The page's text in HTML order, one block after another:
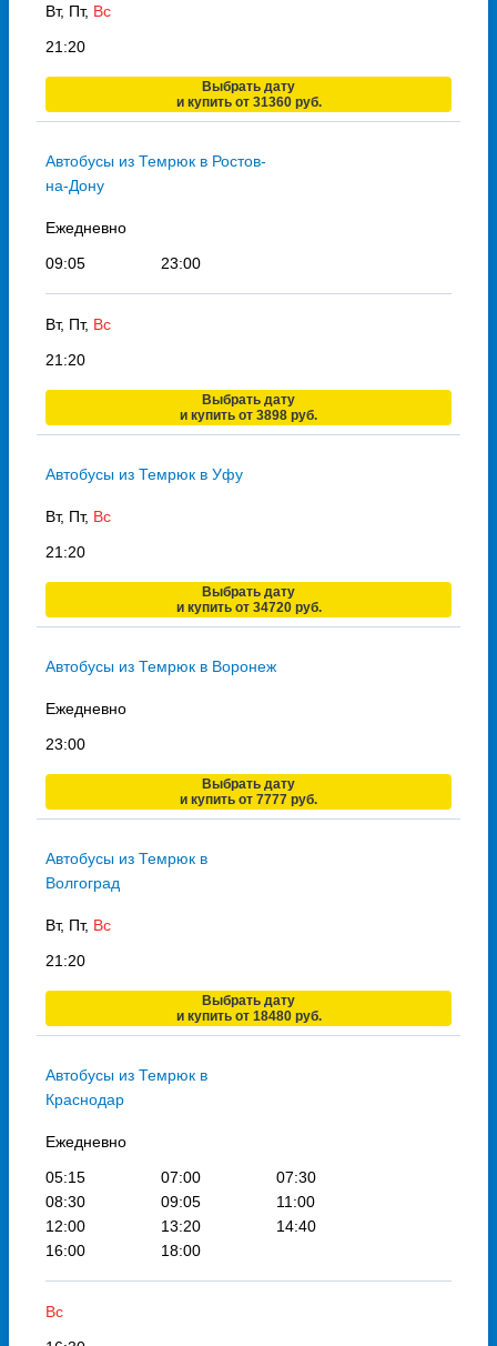
Вт, Пт, Вс
21:20
Выбрать дату
и купить от 31360 руб.
Автобусы из Темрюк в Ростов-
на-Дону
Ежедневно
09:05
23:00
Вт, Пт, Вс
21:20
Выбрать дату
и купить от 3898 руб.
Автобусы из Темрюк в Уфу
Вт, Пт, Вс
21:20
Выбрать дату
и купить от 34720 руб.
Автобусы из Темрюк в Воронеж
Ежедневно
23:00
Выбрать дату
и купить от 7777 руб.
Автобусы из Темрюк в
Волгоград
Вт, Пт, Вс
21:20
Выбрать дату
и купить от 18480 руб.
Автобусы из Темрюк в
Краснодар
Ежедневно
05:15
07:00
07:30
08:30
09:05
11:00
12:00
13:20
14:40
16:00
18:00
Вс